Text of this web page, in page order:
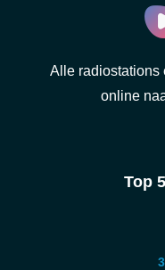
Alle radiostations
online
Top